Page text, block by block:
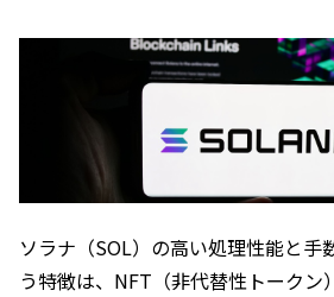
ソラナ（SOL）の高い処理性能と手
う特徴は、NFT（非代替性トークン